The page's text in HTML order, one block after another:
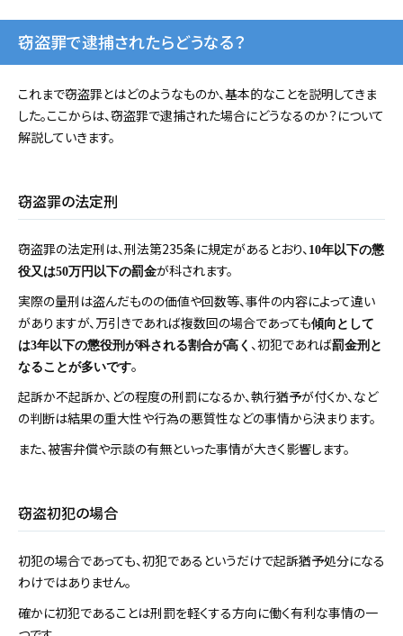
窃盗罪で逮捕されたらどうなる？
これまで窃盗罪とはどのようなものか、基本的なことを説明してきま
した。ここからは、窃盗罪で逮捕された場合にどうなるのか？について
解説していきます。
窃盗罪の法定刑
窃盗罪の法定刑は、刑法第235条に規定があるとおり、 10年以下の懲
役又は50万円以下の罰金が科されます。
実際の量刑は盗んだものの価値や回数等、事件の内容によって違い
がありますが、万引きであれば複数回の場合であっても傾向として
は3年以下の懲役刑が科される割合が高く 、初犯であれば罰金刑と
なることが多いです。
起訴か不起訴か、どの程度の刑罰になるか、執行猶予が付くか、など
の判断は結果の重大性や行為の悪質性などの事情から決まります。
また、被害弁償や示談の有無といった事情が大きく影響します。
窃盗初犯の場合
初犯の場合であっても、初犯であるというだけで起訴猶予処分になる
わけではありません。
確かに初犯であることは刑罰を軽くする方向に働く有利な事情の一